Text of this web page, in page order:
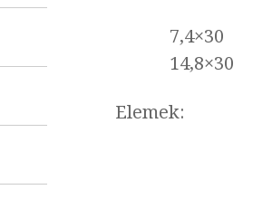
7,4×30
14,8×30
Elemek: